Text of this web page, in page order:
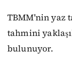
TBMM'nin yaz
tahmini
bulunuyor.